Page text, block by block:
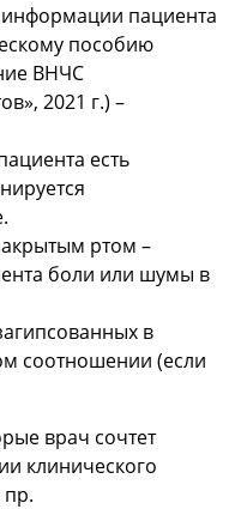
пациента
пособию
ВНЧС
2021 г.) –
есть
ртом –
боли или шумы в
в
соотношении (если
врач сочтет
клинического
пр.